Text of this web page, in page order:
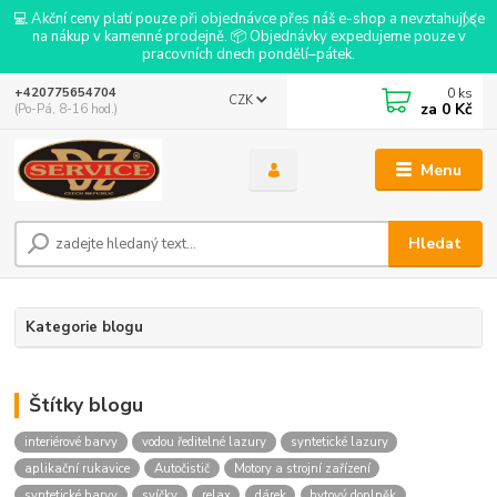
💻 Akční ceny platí pouze při objednávce přes náš e-shop a nevztahují se
na nákup v kamenné prodejně. 📦 Objednávky expedujeme pouze v
pracovních dnech pondělí–pátek.
Menu
CZK
Hledat
+420775654704
(Po-Pá, 8-16 hod.)
0 ks
za 0 Kč
Kategorie blogu
Štítky blogu
interiérové barvy vodou ředitelné lazury
syntetické lazury
aplikační rukavice
Autočistič
Motory a strojní zařízení